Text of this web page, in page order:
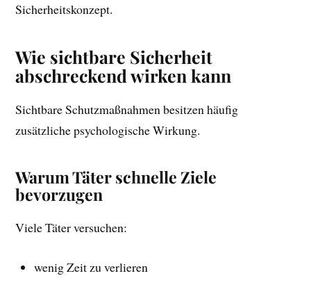
Sicherheitskonzept.
Wie sichtbare Sicherheit
abschreckend wirken kann
Sichtbare Schutzmaßnahmen besitzen häufig
zusätzliche psychologische Wirkung.
Warum Täter schnelle Ziele
bevorzugen
Viele Täter versuchen:
wenig Zeit zu verlieren